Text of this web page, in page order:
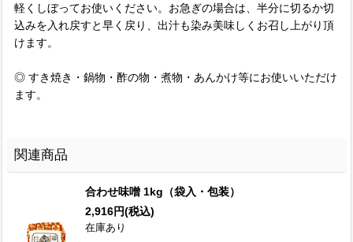
軽くしぼってお使いください。お急ぎの場合は、半分に切るか切
込みを入れ戻すと早く戻り、出汁も染み美味しくお召し上がり頂
けます。
◎ すき焼き・鍋物・酢の物・煮物・あんかけ等にお使いいただけ
ます。
関連商品
合わせ味噌 1kg（袋入・包装）
2,916円(税込)
在庫あり